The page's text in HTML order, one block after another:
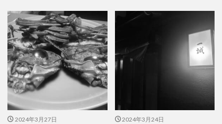
2024年3月27日
2024年3月24日